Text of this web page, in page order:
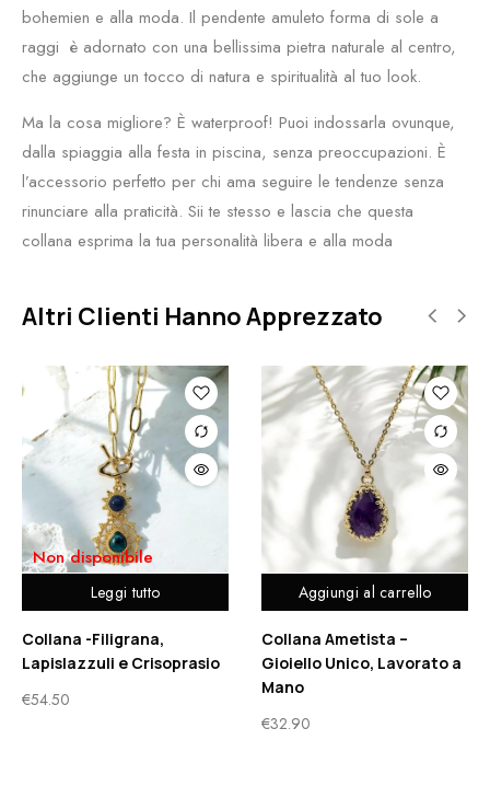
bohemien e alla moda. Il pendente amuleto forma di sole a
raggi è adornato con una bellissima pietra naturale al centro,
che aggiunge un tocco di natura e spiritualità al tuo look.
Ma la cosa migliore? È waterproof! Puoi indossarla ovunque,
dalla spiaggia alla festa in piscina, senza preoccupazioni. È
l’accessorio perfetto per chi ama seguire le tendenze senza
rinunciare alla praticità. Sii te stesso e lascia che questa
collana esprima la tua personalità libera e alla moda
Altri Clienti Hanno Apprezzato
Leggi tutto
Non disponibile
Collana -Filigrana,
Lapislazzuli e Crisoprasio
€54.50
Aggiungi al carrello
Collana Ametista –
Gioiello Unico, Lavorato a
Mano
€32.90